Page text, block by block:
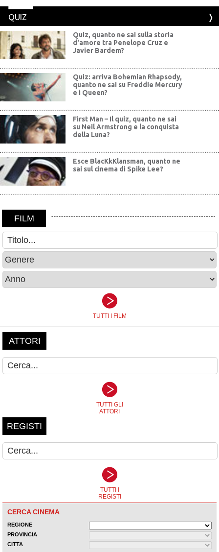
QUIZ
Quiz, quanto ne sai sulla storia
d'amore tra Penelope Cruz e
Javier Bardem?
Quiz: arriva Bohemian Rhapsody,
quanto ne sai su Freddie Mercury
e i Queen?
First Man – Il quiz, quanto ne sai
su Neil Armstrong e la conquista
della Luna?
Esce BlacKkKlansman, quanto ne
sai sul cinema di Spike Lee?